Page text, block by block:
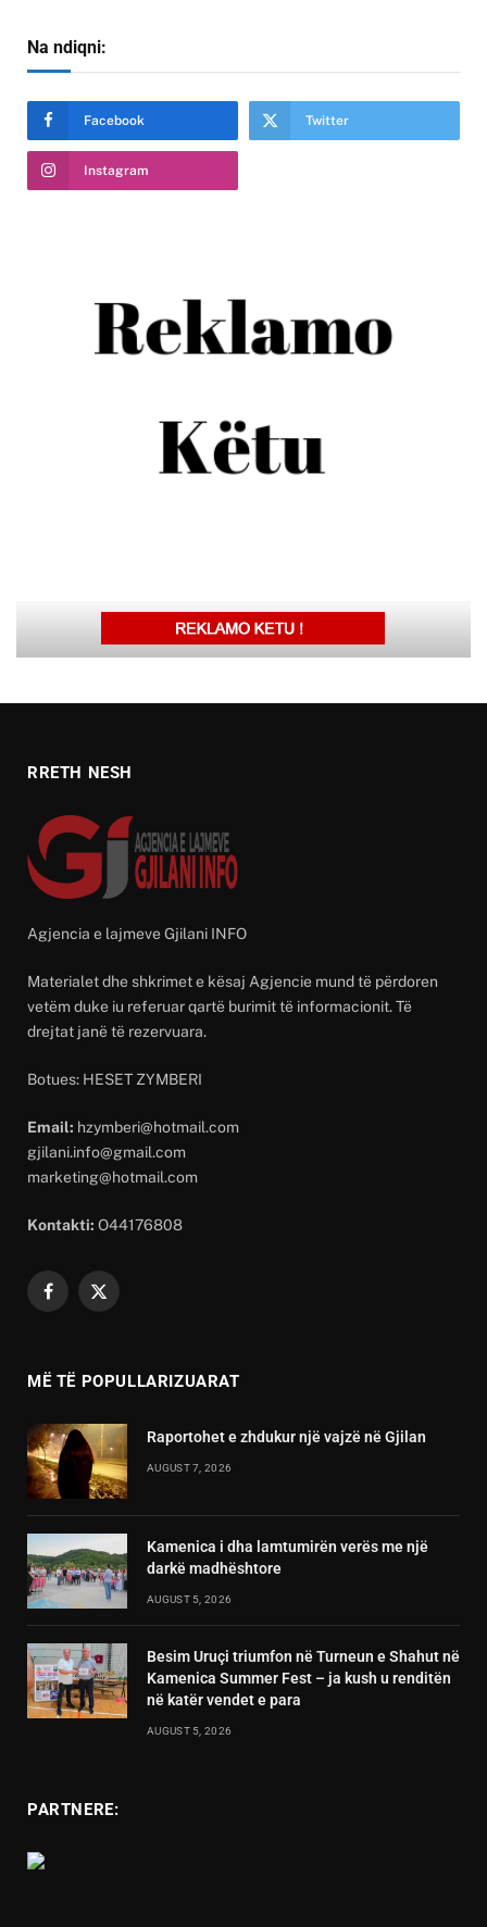
Na ndiqni:
Facebook Twitter
Instagram
RRETH NESH
Agjencia e lajmeve Gjilani INFO
Materialet dhe shkrimet e kësaj Agjencie mund të përdoren
vetëm duke iu referuar qartë burimit të informacionit. Të
drejtat janë të rezervuara.
Botues: HESET ZYMBERI
Email: hzymberi@hotmail.com
gjilani.info@gmail.com
marketing@hotmail.com
Kontakti: O44176808
Facebook
X
MË TË POPULLARIZUARAT
Raportohet e zhdukur një vajzë në Gjilan
AUGUST 7, 2026
Kamenica i dha lamtumirën verës me një
darkë madhështore
AUGUST 5, 2026
Besim Uruçi triumfon në Turneun e Shahut në
Kamenica Summer Fest – ja kush u renditën
në katër vendet e para
AUGUST 5, 2026
PARTNERE: